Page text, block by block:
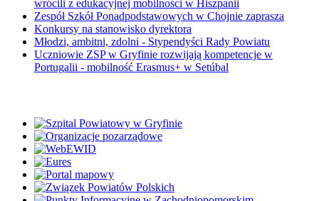
wrócili z edukacyjnej mobilności w Hiszpanii
Zespół Szkół Ponadpodstawowych w Chojnie zaprasza
Konkursy na stanowisko dyrektora
Młodzi, ambitni, zdolni - Stypendyści Rady Powiatu
Uczniowie ZSP w Gryfinie rozwijają kompetencje w
Portugalii - mobilność Erasmus+ w Setúbal